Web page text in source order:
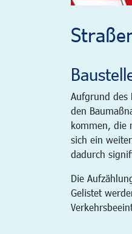
Aufgrund des
den
kommen, die
sich ein
dadurch
Die
Gelistet